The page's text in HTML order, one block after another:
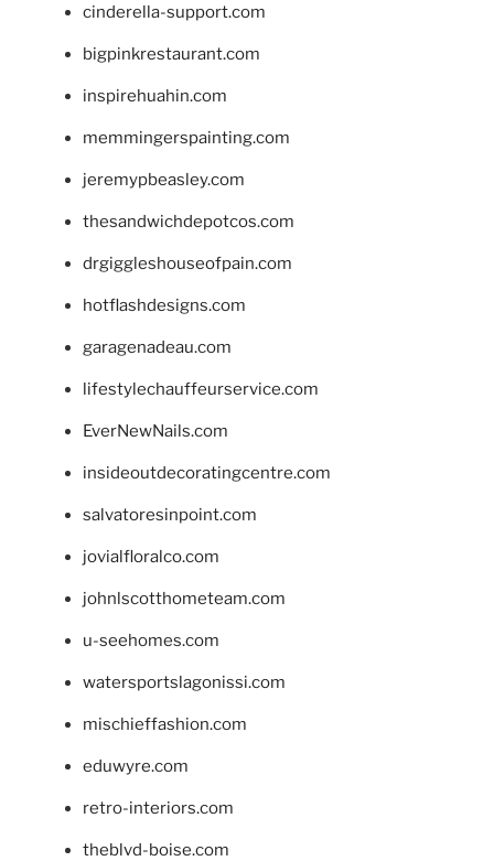
cinderella-support.com
bigpinkrestaurant.com
inspirehuahin.com
memmingerspainting.com
jeremypbeasley.com
thesandwichdepotcos.com
drgiggleshouseofpain.com
hotflashdesigns.com
garagenadeau.com
lifestylechauffeurservice.com
EverNewNails.com
insideoutdecoratingcentre.com
salvatoresinpoint.com
jovialfloralco.com
johnlscotthometeam.com
u-seehomes.com
watersportslagonissi.com
mischieffashion.com
eduwyre.com
retro-interiors.com
theblvd-boise.com